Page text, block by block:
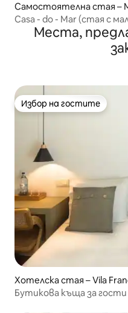
Самостоятелна стая –
Casa - do - Mar (стая с
Места,
Избор на гостите
Избор на гостите
Хотелска стая – Vila
Бутикова къща за гости